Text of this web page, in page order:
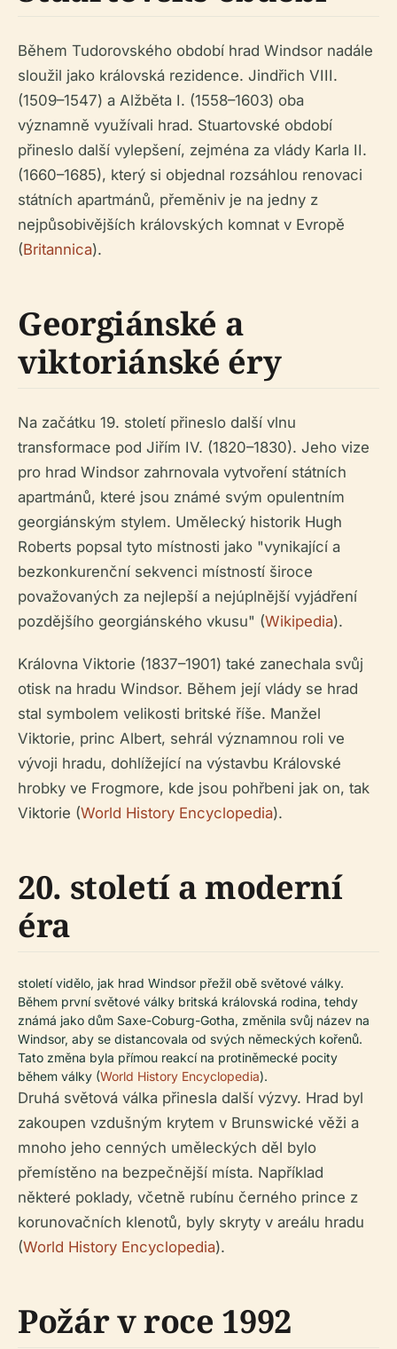
Během Tudorovského období hrad Windsor nadále
sloužil jako královská rezidence. Jindřich VIII.
(1509–1547) a Alžběta I. (1558–1603) oba
významně využívali hrad. Stuartovské období
přineslo další vylepšení, zejména za vlády Karla II.
(1660–1685), který si objednal rozsáhlou renovaci
státních apartmánů, přeměniv je na jedny z
nejpůsobivějších královských komnat v Evropě
(Britannica).
Georgiánské a
viktoriánské éry
Na začátku 19. století přineslo další vlnu
transformace pod Jiřím IV. (1820–1830). Jeho vize
pro hrad Windsor zahrnovala vytvoření státních
apartmánů, které jsou známé svým opulentním
georgiánským stylem. Umělecký historik Hugh
Roberts popsal tyto místnosti jako "vynikající a
bezkonkurenční sekvenci místností široce
považovaných za nejlepší a nejúplnější vyjádření
pozdějšího georgiánského vkusu" (Wikipedia).
Královna Viktorie (1837–1901) také zanechala svůj
otisk na hradu Windsor. Během její vlády se hrad
stal symbolem velikosti britské říše. Manžel
Viktorie, princ Albert, sehrál významnou roli ve
vývoji hradu, dohlížející na výstavbu Královské
hrobky ve Frogmore, kde jsou pohřbeni jak on, tak
Viktorie (World History Encyclopedia).
20. století a moderní
éra
století vidělo, jak hrad Windsor přežil obě světové války.
Během první světové války britská královská rodina, tehdy
známá jako dům Saxe-Coburg-Gotha, změnila svůj název na
Windsor, aby se distancovala od svých německých kořenů.
Tato změna byla přímou reakcí na protiněmecké pocity
během války (World History Encyclopedia).
Druhá světová válka přinesla další výzvy. Hrad byl
zakoupen vzdušným krytem v Brunswické věži a
mnoho jeho cenných uměleckých děl bylo
přemístěno na bezpečnější místa. Například
některé poklady, včetně rubínu černého prince z
korunovačních klenotů, byly skryty v areálu hradu
(World History Encyclopedia).
Požár v roce 1992